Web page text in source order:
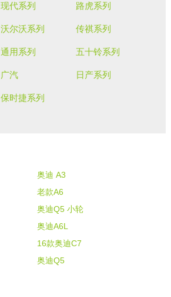
现代系列 路虎系列
沃尔沃系列 传祺系列
通用系列 五十铃系列
广汽 日产系列
保时捷系列
奥迪 A3
老款A6
奥迪Q5 小轮
奥迪A6L
16款奥迪C7
奥迪Q5